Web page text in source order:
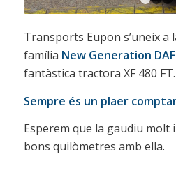
Transports Eupon s’uneix a
família New Generation DAF
fantàstica tractora XF 480 FT.
Sempre és un plaer
Esperem que la gaudiu
bons quilòmetres amb ella.